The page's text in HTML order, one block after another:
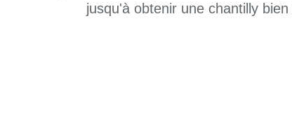
jusqu'à obtenir une chantilly